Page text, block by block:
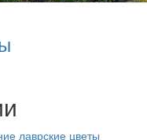
лаврские цветы